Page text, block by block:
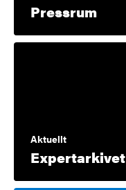
Pressrum
Aktuellt
Expertarkivet